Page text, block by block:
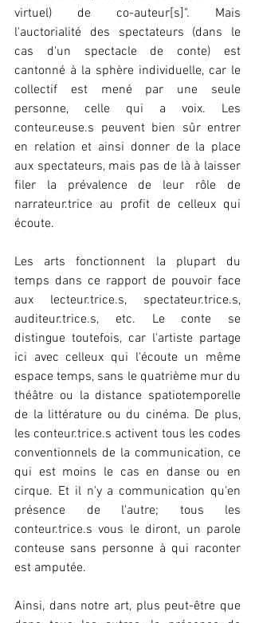
virtuel) de co-auteur[s]". Mais
l'auctorialité des spectateurs (dans le
cas d'un spectacle de conte) est
cantonné à la sphère individuelle, car le
collectif est mené par une seule
personne, celle qui a voix. Les
conteur.euse.s peuvent bien sûr entrer
en relation et ainsi donner de la place
aux spectateurs, mais pas de là à laisser
filer la prévalence de leur rôle de
narrateur.trice au profit de celleux qui
écoute.
Les arts fonctionnent la plupart du
temps dans ce rapport de pouvoir face
aux lecteur.trice.s, spectateur.trice.s,
auditeur.trice.s, etc. Le conte se
distingue toutefois, car l'artiste partage
ici avec celleux qui l'écoute un même
espace temps, sans le quatrième mur du
théâtre ou la distance spatiotemporelle
de la littérature ou du cinéma. De plus,
les conteur.trice.s activent tous les codes
conventionnels de la communication, ce
qui est moins le cas en danse ou en
cirque. Et il n'y a communication qu'en
présence de l'autre; tous les
conteur.trice.s vous le diront, un parole
conteuse sans personne à qui raconter
est amputée.
Ainsi, dans notre art, plus peut-être que